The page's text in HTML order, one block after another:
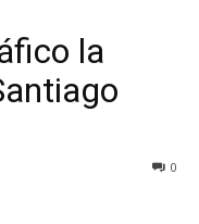
la
0